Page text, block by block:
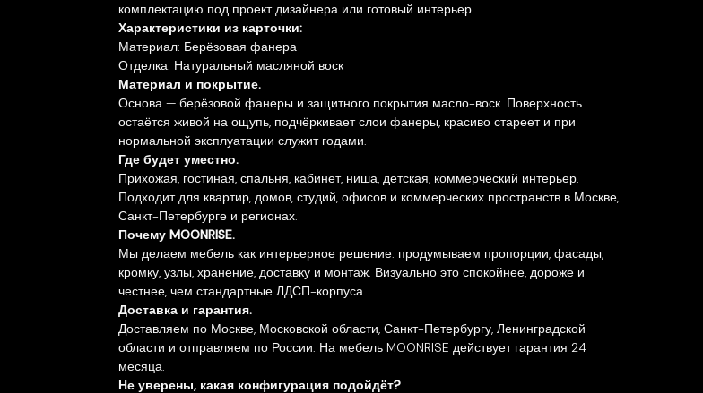
комплектацию под проект дизайнера или готовый интерьер.
Характеристики из карточки:
Материал: Берёзовая фанера
Отделка: Натуральный масляной воск
Материал и покрытие.
Основа — берёзовой фанеры и защитного покрытия масло-воск. Поверхность
остаётся живой на ощупь, подчёркивает слои фанеры, красиво стареет и при
нормальной эксплуатации служит годами.
Где будет уместно.
Прихожая, гостиная, спальня, кабинет, ниша, детская, коммерческий интерьер.
Подходит для квартир, домов, студий, офисов и коммерческих пространств в Москве,
Санкт-Петербурге и регионах.
Почему MOONRISE.
Мы делаем мебель как интерьерное решение: продумываем пропорции, фасады,
кромку, узлы, хранение, доставку и монтаж. Визуально это спокойнее, дороже и
честнее, чем стандартные ЛДСП-корпуса.
Доставка и гарантия.
Доставляем по Москве, Московской области, Санкт-Петербургу, Ленинградской
области и отправляем по России. На мебель MOONRISE действует гарантия 24
месяца.
Не уверены, какая конфигурация подойдёт?